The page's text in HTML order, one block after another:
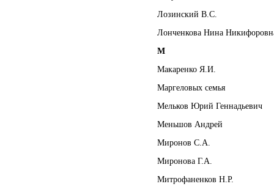
Лозинский В.С.
Лонченкова Нина
М
Макаренко Я.И.
Маргеловых семья
Мельков Юрий Геннадьевич
Меньшов Андрей
Миронов С.А.
Миронова Г.А.
Митрофаненков Н.Р.